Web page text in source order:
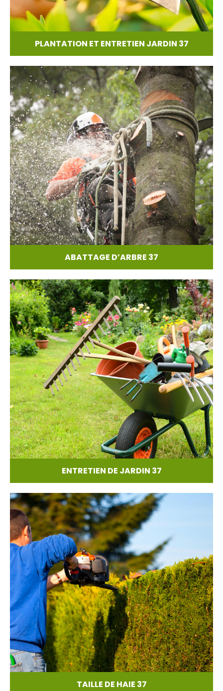
PLANTATION ET ENTRETIEN JARDIN 37
ABATTAGE D’ARBRE 37
ENTRETIEN DE JARDIN 37
TAILLE DE HAIE 37